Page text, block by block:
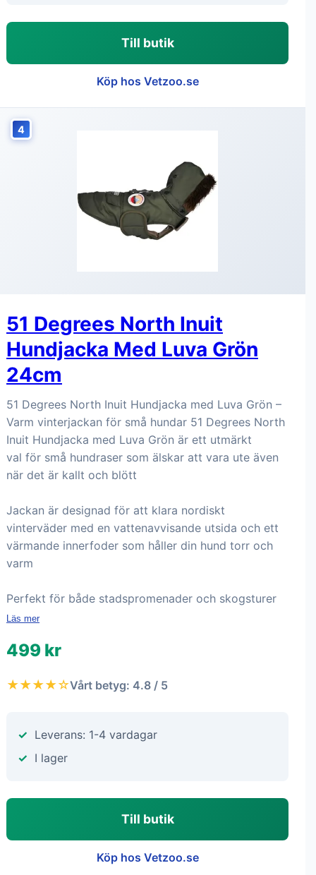
Till butik
Köp hos Vetzoo.se
4
51 Degrees North Inuit
Hundjacka Med Luva Grön
24cm
51 Degrees North Inuit Hundjacka med Luva Grön –
Varm vinterjackan för små hundar 51 Degrees North
Inuit Hundjacka med Luva Grön är ett utmärkt
val för små hundraser som älskar att vara ute även
när det är kallt och blött
Jackan är designad för att klara nordiskt
vinterväder med en vattenavvisande utsida och ett
värmande innerfoder som håller din hund torr och
varm
Perfekt för både stadspromenader och skogsturer
Läs mer
499 kr
★★★★☆Vårt betyg: 4.8 / 5
Leverans: 1-4 vardagar
I lager
Till butik
Köp hos Vetzoo.se